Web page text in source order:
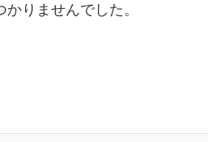
りませんでした。